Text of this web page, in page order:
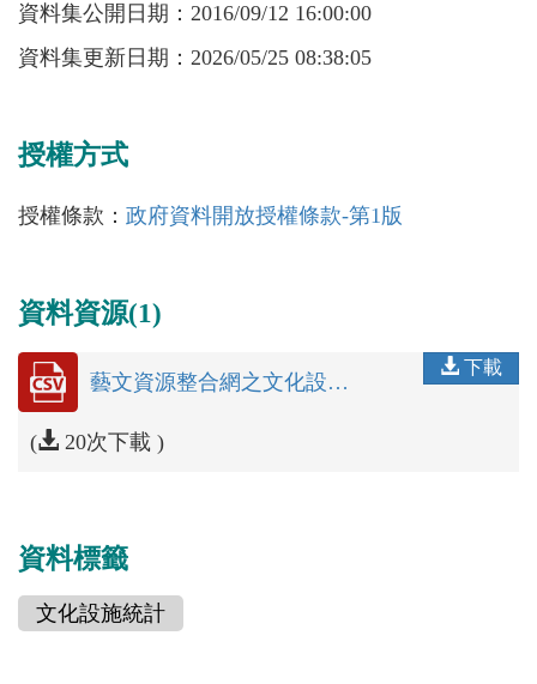
資料集公開日期： 2016/09/12 16:00:00
資料集更新日期： 2026/05/25 08:38:05
授權方式
授權條款： 政府資料開放授權條款-第1版
資料資源(1)
藝文資源整合網之文化設施筆數依類別統計--CSV
( 20次下載 )
下載
資料標籤
文化設施統計